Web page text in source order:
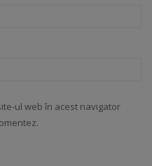
ul web în acest navigator